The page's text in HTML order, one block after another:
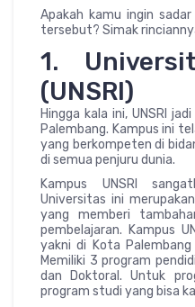
Apakah kamu ingin
tersebut? Simak
1.
(UNSRI)
Hingga kala ini, UNSRI
Palembang. Kampus ini
yang berkompeten di
di semua penjuru dunia.
Kampus UNSRI
Universitas ini
yang memberi
pembelajaran. Kampus
yakni di Kota Palembang
Memiliki 3 program
dan Doktoral. Untuk
program studi yang bisa